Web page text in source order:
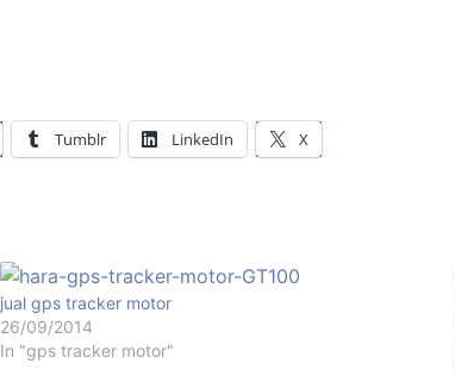
Tumblr LinkedIn X
jual gps tracker motor
26/09/2014
In "gps tracker motor"